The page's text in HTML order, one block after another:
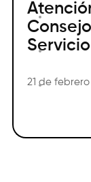
21 de